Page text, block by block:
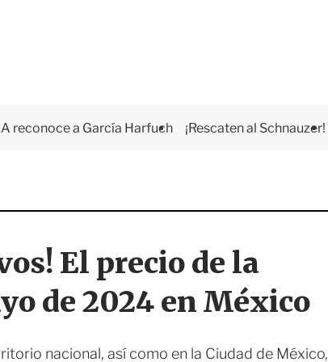
reconoce a García Harfuch ¡Rescaten al Schnauzer!
El precio de la
de 2024 en México
nacional, así como en la Ciudad de México,